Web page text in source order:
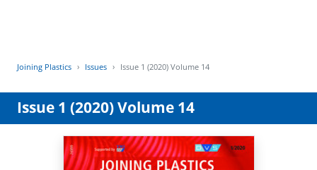
Joining Plastics Issues Issue 1 (2020) Volume 14
Issue 1 (2020) Volume 14